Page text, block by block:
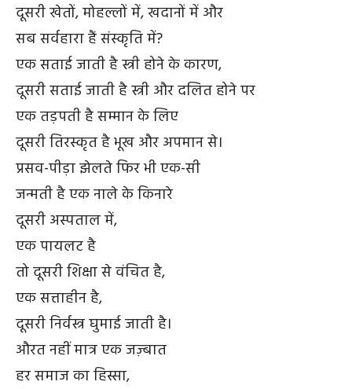
दूसरी खेतों, मोहल्लों में, खदानों में और
सब सर्वहारा हैं संस्कृति में?
एक सताई जाती है स्त्री होने के कारण,
दूसरी सताई जाती है स्त्री और दलित होने पर
एक तड़पती है सम्मान के लिए
दूसरी तिरस्कृत है भूख और अपमान से।
प्रसव-पीड़ा झेलते फिर भी एक-सी
जन्मती है एक नाले के किनारे
दूसरी अस्पताल में,
एक पायलट है
तो दूसरी शिक्षा से वंचित है,
एक सत्ताहीन है,
दूसरी निर्वस्त्र घुमाई जाती है।
औरत नहीं मात्र एक जज़्बात
हर समाज का हिस्सा,